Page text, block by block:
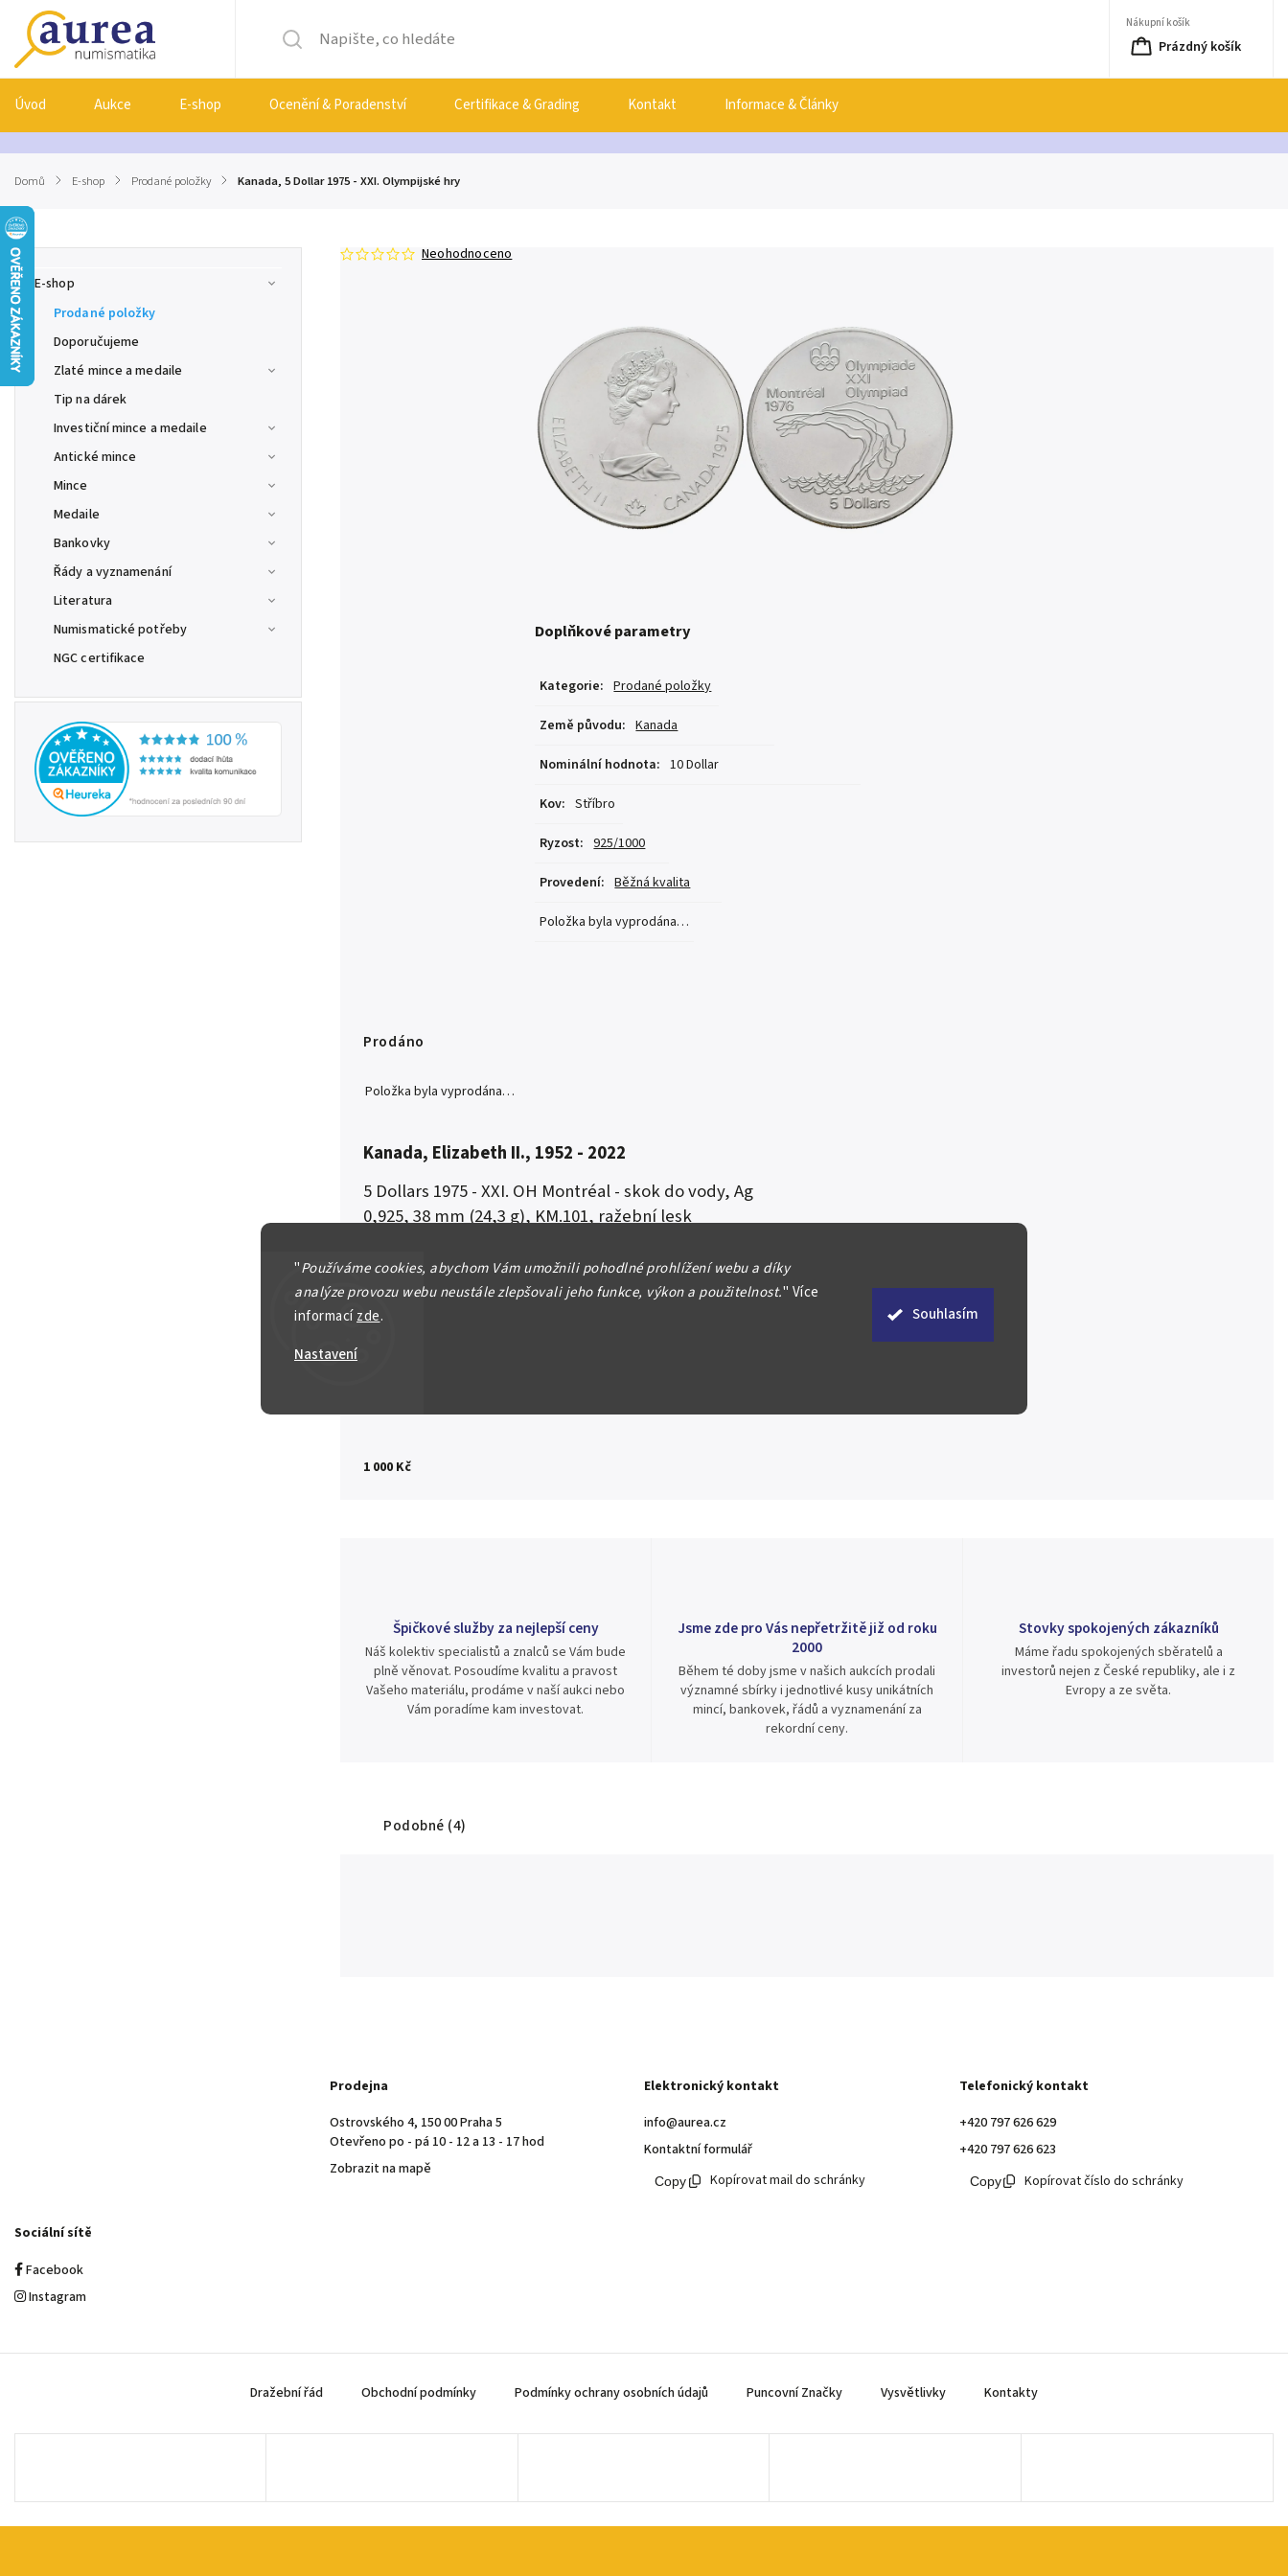
"Používáme cookies, abychom Vám umožnili pohodlné prohlížení webu a díky
analýze provozu webu neustále zlepšovali jeho funkce, výkon a použitelnost." Více
informacízde.
Nastavení
Souhlasím
Nákupní košík
Prázdný košík
Úvod Aukce E-shop Ocenění & Poradenství Certifikace & Grading Kontakt Informace & Články
Domů / E-shop / Prodané položky / Kanada, 5 Dollar 1975 - XXI. Olympijské hry
E-shop
Prodané položky
Doporučujeme
Zlaté mince a medaile
Tip na dárek
Investiční mince a medaile
Antické mince
Mince
Medaile
Bankovky
Řády a vyznamenání
Literatura
Numismatické potřeby
NGC certifikace
Neohodnoceno
Doplňkové parametry
Kategorie: Prodané položky
Země původu: Kanada
Nominální hodnota: 10 Dollar
Kov: Stříbro
Ryzost: 925/1000
Provedení: Běžná kvalita
Položka byla vyprodána…
1 000 Kč
Prodáno
Položka byla vyprodána…
Kanada, Elizabeth II., 1952 - 2022
5 Dollars 1975 - XXI. OH Montréal - skok do vody,Ag
0,925, 38 mm (24,3 g), KM.101, ražební lesk
Detailní informace
Špičkové služby za nejlepší ceny
Náš kolektiv specialistů a znalců se Vám bude
plně věnovat. Posoudíme kvalitu a pravost
Vašeho materiálu, prodáme v naší aukci nebo
Vám poradíme kam investovat.
Jsme zde pro Vás nepřetržitě již od roku
2000
Během té doby jsme v našich aukcích prodali
významné sbírky i jednotlivé kusy unikátních
mincí, bankovek, řádů a vyznamenání za
rekordní ceny.
Stovky spokojených zákazníků
Máme řadu spokojených sběratelů a
investorů nejen z České republiky, ale i z
Evropy a ze světa.
Podobné (4)
Prodejna
Ostrovského 4, 150 00 Praha 5
Otevřeno po - pá 10 - 12 a 13 - 17 hod
Zobrazit na mapě
Elektronický kontakt
info@aurea.cz
Kontaktní formulář
Kopírovat mail do schránky
Telefonický kontakt
+420 797 626 629
+420 797 626 623
Kopírovat číslo do schránky
Sociální sítě
Facebook
Instagram
Dražební řád Obchodní podmínky Podmínky ochrany osobních údajů Puncovní Značky Vysvětlivky Kontakty